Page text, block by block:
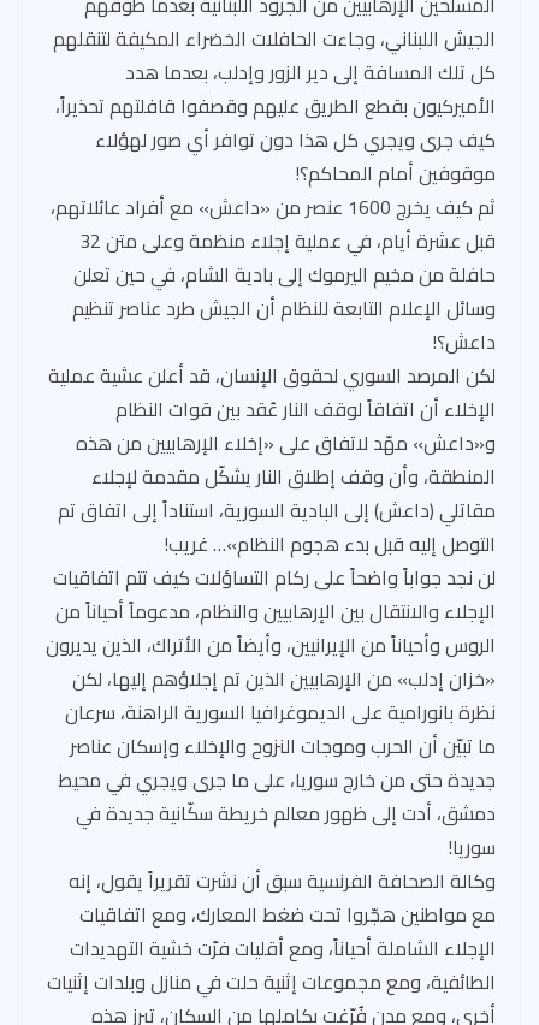
الجيش اللبناني، وجاءت الحافلات الخضراء المكيفة لتنقلهم
كل تلك المسافة إلى دير الزور وإدلب، بعدما هدد
الأميركيون بقطع الطريق عليهم وقصفوا قافلتهم تحذيراً،
كيف جرى ويجري كل هذا دون توافر أي صور لهؤلاء
موقوفين أمام المحاكم؟!
ثم كيف يخرج 1600 عنصر من «داعش» مع أفراد عائلاتهم،
قبل عشرة أيام، في عملية إجلاء منظمة وعلى متن 32
حافلة من مخيم اليرموك إلى بادية الشام، في حين تعلن
وسائل الإعلام التابعة للنظام أن الجيش طرد عناصر تنظيم
داعش؟!
لكن المرصد السوري لحقوق الإنسان، قد أعلن عشية عملية
الإخلاء أن اتفاقاً لوقف النار عُقد بين قوات النظام
و«داعش» مهّد لاتفاق على «إخلاء الإرهابيين من هذه
المنطقة، وأن وقف إطلاق النار يشكّل مقدمة لإجلاء
مقاتلي (داعش) إلى البادية السورية، استناداً إلى اتفاق تم
التوصل إليه قبل بدء هجوم النظام»… غريب!
لن نجد جواباً واضحاً على ركام التساؤلات كيف تتم اتفاقيات
الإجلاء والانتقال بين الإرهابيين والنظام، مدعوماً أحياناً من
الروس وأحياناً من الإيرانيين، وأيضاً من الأتراك، الذين يديرون
«خزان إدلب» من الإرهابيين الذين تم إجلاؤهم إليها، لكن
نظرة بانورامية على الديموغرافيا السورية الراهنة، سرعان
ما تبيّن أن الحرب وموجات النزوح والإخلاء وإسكان عناصر
جديدة حتى من خارج سوريا، على ما جرى ويجري في محيط
دمشق، أدت إلى ظهور معالم خريطة سكّانية جديدة في
سوريا!
وكالة الصحافة الفرنسية سبق أن نشرت تقريراً يقول، إنه
مع مواطنين هجّروا تحت ضغط المعارك، ومع اتفاقيات
الإجلاء الشاملة أحياناً، ومع أقليات فرّت خشية التهديدات
الطائفية، ومع مجموعات إثنية حلت في منازل وبلدات إثنيات
أخرى، ومع مدن فُرّغت بكاملها من السكان، تبرز هذه